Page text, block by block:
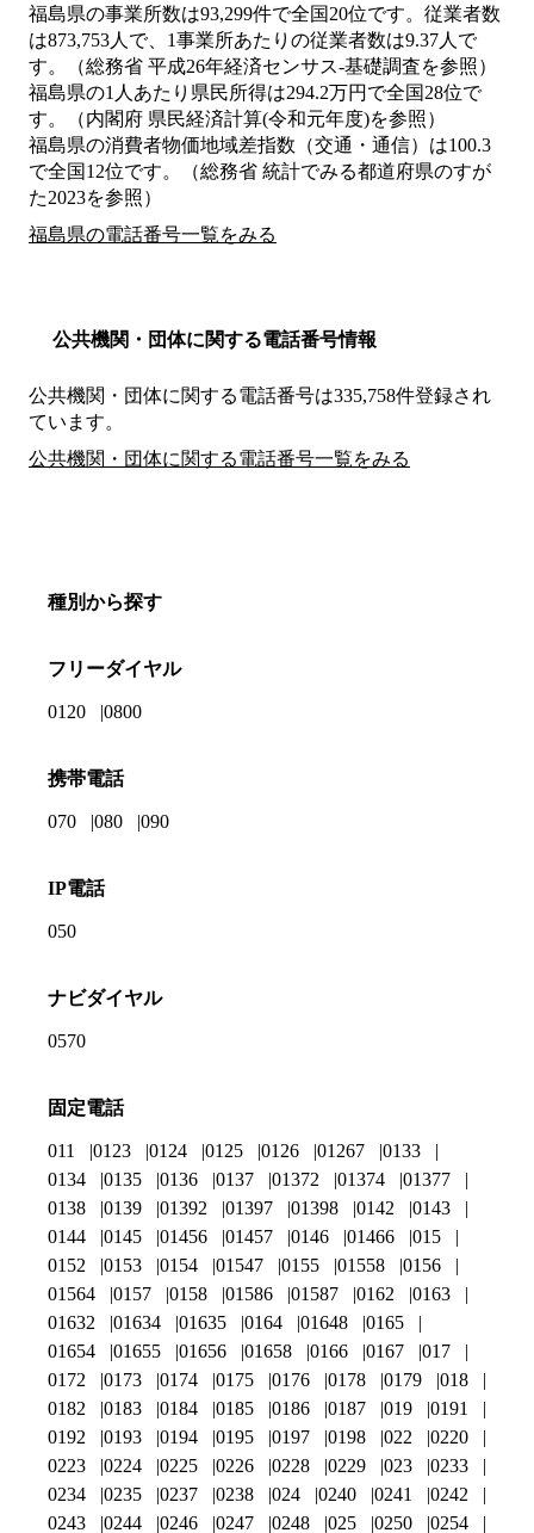
福島県の事業所数は93,299件で全国20位です。従業者数
は873,753人で、1事業所あたりの従業者数は9.37人で
す。（総務省 平成26年経済センサス‐基礎調査を参照）
福島県の1人あたり県民所得は294.2万円で全国28位で
す。（内閣府 県民経済計算(令和元年度)を参照）
福島県の消費者物価地域差指数（交通・通信）は100.3
で全国12位です。（総務省 統計でみる都道府県のすが
た2023を参照）
福島県の電話番号一覧をみる
公共機関・団体に関する電話番号情報
公共機関・団体に関する電話番号は335,758件登録され
ています。
公共機関・団体に関する電話番号一覧をみる
種別から探す
フリーダイヤル
0120 0800
携帯電話
070 080 090
IP電話
050
ナビダイヤル
0570
固定電話
011 0123 0124 0125 0126 01267
0133
0134
0135 0136 0137 01372 01374
01377
0138
0139 01392 01397 01398 0142
0143
0144
0145 01456 01457 0146 01466
015
0152
0153 0154 01547 0155 01558
0156
01564
0157 0158 01586 01587 0162
0163
01632
01634 01635 0164 01648
0165
01654
01655 01656 01658 0166 0167
017
0172
0173 0174 0175 0176 0178 0179
018
0182
0183 0184 0185 0186 0187 019
0191
0192
0193 0194 0195 0197 0198 022
0220
0223
0224 0225 0226 0228 0229 023
0233
0234
0235 0237 0238 024 0240 0241
0242
0243
0244 0246 0247 0248 025 0250 0254